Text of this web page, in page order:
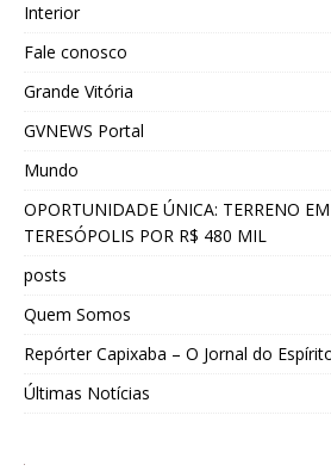
Interior
Fale conosco
Grande Vitória
GVNEWS Portal
Mundo
OPORTUNIDADE ÚNICA: TERRENO
TERESÓPOLIS POR R$ 480 MIL
posts
Quem Somos
Repórter Capixaba – O Jornal do
Últimas Notícias